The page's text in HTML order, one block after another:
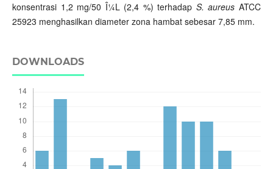
konsentrasi 1,2 mg/50 Î¼L (2,4 %) terhadap S. aureus ATCC
25923 menghasilkan diameter zona hambat sebesar 7,85 mm.
DOWNLOADS